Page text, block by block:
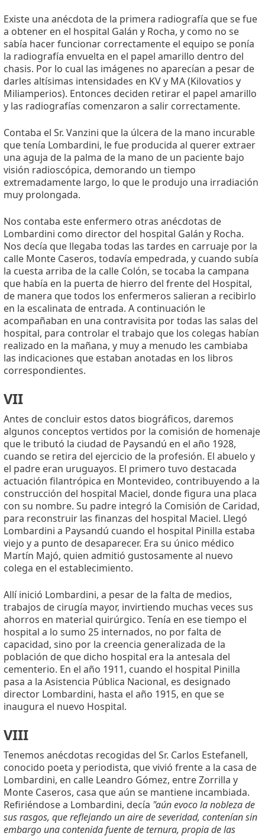
Existe una anécdota de la primera radiografía que se fue
a obtener en el hospital Galán y Rocha, y como no se
sabía hacer funcionar correctamente el equipo se ponía
la radiografía envuelta en el papel amarillo dentro del
chasis. Por lo cual las imágenes no aparecían a pesar de
darles altísimas intensidades en KV y MA (Kilovatios y
Miliamperios). Entonces deciden retirar el papel amarillo
y las radiografías comenzaron a salir correctamente.
Contaba el Sr. Vanzini que la úlcera de la mano incurable
que tenía Lombardini, le fue producida al querer extraer
una aguja de la palma de la mano de un paciente bajo
visión radioscópica, demorando un tiempo
extremadamente largo, lo que le produjo una irradiación
muy prolongada.
Nos contaba este enfermero otras anécdotas de
Lombardini como director del hospital Galán y Rocha.
Nos decía que llegaba todas las tardes en carruaje por la
calle Monte Caseros, todavía empedrada, y cuando subía
la cuesta arriba de la calle Colón, se tocaba la campana
que había en la puerta de hierro del frente del Hospital,
de manera que todos los enfermeros salieran a recibirlo
en la escalinata de entrada. A continuación le
acompañaban en una contravisita por todas las salas del
hospital, para controlar el trabajo que los colegas habían
realizado en la mañana, y muy a menudo les cambiaba
las indicaciones que estaban anotadas en los libros
correspondientes.
VII
Antes de concluir estos datos biográficos, daremos
algunos conceptos vertidos por la comisión de homenaje
que le tributó la ciudad de Paysandú en el año 1928,
cuando se retira del ejercicio de la profesión. El abuelo y
el padre eran uruguayos. El primero tuvo destacada
actuación filantrópica en Montevideo, contribuyendo a la
construcción del hospital Maciel, donde figura una placa
con su nombre. Su padre integró la Comisión de Caridad,
para reconstruir las finanzas del hospital Maciel. Llegó
Lombardini a Paysandú cuando el hospital Pinilla estaba
viejo y a punto de desaparecer. Era su único médico
Martín Majó, quien admitió gustosamente al nuevo
colega en el establecimiento.
Allí inició Lombardini, a pesar de la falta de medios,
trabajos de cirugía mayor, invirtiendo muchas veces sus
ahorros en material quirúrgico. Tenía en ese tiempo el
hospital a lo sumo 25 internados, no por falta de
capacidad, sino por la creencia generalizada de la
población de que dicho hospital era la antesala del
cementerio. En el año 1911, cuando el hospital Pinilla
pasa a la Asistencia Pública Nacional, es designado
director Lombardini, hasta el año 1915, en que se
inaugura el nuevo Hospital.
VIII
Tenemos anécdotas recogidas del Sr. Carlos Estefanell,
conocido poeta y periodista, que vivió frente a la casa de
Lombardini, en calle Leandro Gómez, entre Zorrilla y
Monte Caseros, casa que aún se mantiene incambiada.
Refiriéndose a Lombardini, decía "aún evoco la nobleza de
sus rasgos, que reflejando un aire de severidad, contenían sin
embargo una contenida fuente de ternura, propia de las